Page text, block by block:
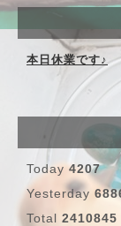
本日休業です♪
Today 4207
Yesterday
Total 2410845